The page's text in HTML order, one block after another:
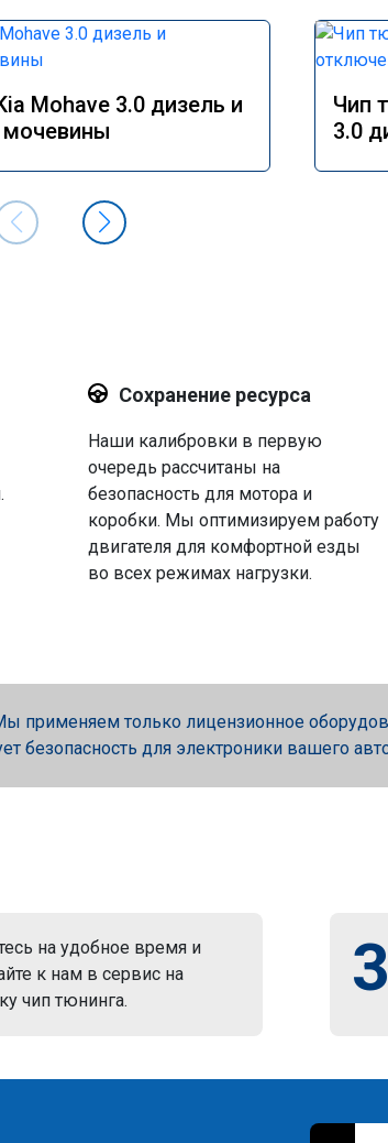
Mohave 3.0 дизель и
Чип
3.0
Сохранение ресурса
Наши калибровки в первую
очередь рассчитаны на
безопасность для мотора и
коробки. Мы оптимизируем работу
двигателя для комфортной езды
во всех режимах нагрузки.
только лицензионное
безопасность для электроники вашего
на удобное время и
к нам в сервис на
чип тюнинга.
3